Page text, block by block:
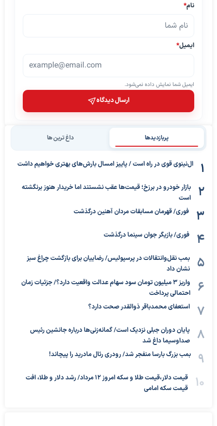
نام*
ایمیل*
ایمیل شما نمایش داده نمی‌شود.
ارسال دیدگاه
پربازدیدها داغ ترین ها
ال‌نینوی قوی در راه است / پاییز امسال بارش‌های بهتری خواهیم داشت
بازار خودرو در برزخ؛ قیمت‌ها عقب نشستند اما خریدار هنوز برنگشته
است
فوری/ قهرمان مسابقات مردان آهنین درگذشت
فوری/ بازیگر جوان سینما درگذشت
بمب نقل‌وانتقالات در پرسپولیس/ رضاییان برای بازگشت چراغ سبز
نشان داد
واریز ۳ میلیون تومان سود سهام عدالت واقعیت دارد؟/ جزئیات زمان
احتمالی پرداخت
استعفای محمدباقر ذوالقدر صحت دارد؟
پایان دوران جبلی نزدیک است/ گمانه‌زنی‌ها درباره جانشین رئیس
صداوسیما داغ شد
بمب بزرگ بارسا منفجر شد/ رودری رئال مادرید را پیچاند!
قیمت دلار،قیمت طلا و سکه امروز ۱۲ مرداد/ رشد دلار و طلا، افت
قیمت سکه امامی